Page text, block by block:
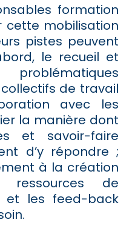
formation
cette mobilisation
pistes peuvent
le recueil et
de travail
avec les
la manière dont
et savoir-faire
d’y répondre ;
à la création
de
et les feed-back